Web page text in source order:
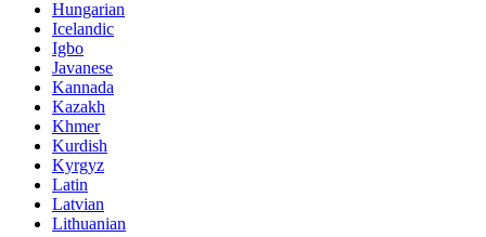
Hungarian
Icelandic
Igbo
Javanese
Kannada
Kazakh
Khmer
Kurdish
Kyrgyz
Latin
Latvian
Lithuanian